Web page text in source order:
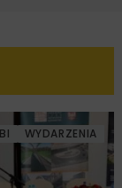
WYDARZENIA